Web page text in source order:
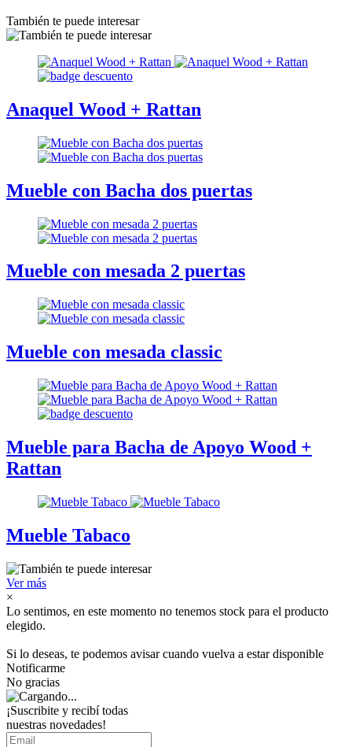
También te puede interesar
Anaquel Wood + Rattan
Mueble con Bacha dos puertas
Mueble con mesada 2 puertas
Mueble con mesada classic
Mueble para Bacha de Apoyo Wood +
Rattan
Mueble Tabaco
Ver más
×
Lo sentimos, en este momento no tenemos stock para el producto
elegido.
Si lo deseas, te podemos avisar cuando vuelva a estar disponible
Notificarme
No gracias
¡Suscribite y recibí todas
nuestras novedades!